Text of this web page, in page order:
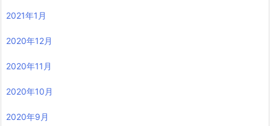
2021年1月
2020年12月
2020年11月
2020年10月
2020年9月